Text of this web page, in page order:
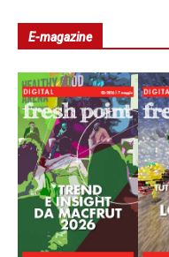
E-magazine